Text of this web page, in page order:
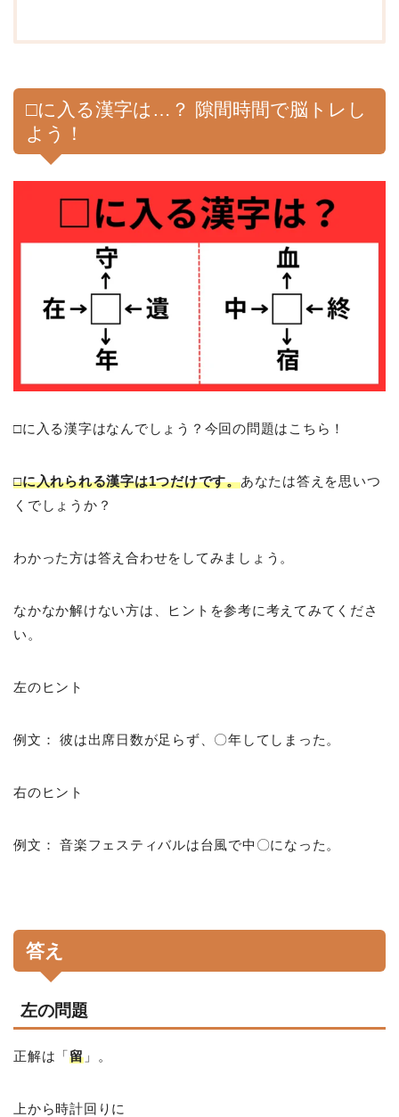
□に入る漢字は…？ 隙間時間で脳トレし
よう！
□に入る漢字はなんでしょう？今回の問題はこちら！
□に入れられる漢字は1つだけです。あなたは答えを思いつ
くでしょうか？
わかった方は答え合わせをしてみましょう。
なかなか解けない方は、ヒントを参考に考えてみてくださ
い。
左のヒント
例文： 彼は出席日数が足らず、〇年してしまった。
右のヒント
例文： 音楽フェスティバルは台風で中〇になった。
答え
左の問題
正解は「留」。
上から時計回りに